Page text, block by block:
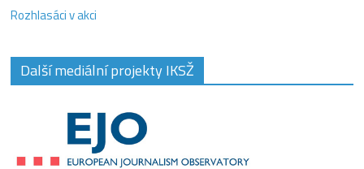
Rozhlasáci v akci
Další mediální projekty IKSŽ